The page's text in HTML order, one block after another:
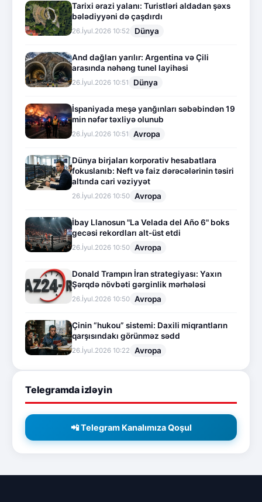
Tarixi ərazi yalanı: Turistləri aldadan şəxs
bələdiyyəni də çaşdırdı
26.İyul.2026 10:52 Dünya
And dağları yarılır: Argentina və Çili
arasında nəhəng tunel layihəsi
26.İyul.2026 10:51 Dünya
İspaniyada meşə yanğınları səbəbindən 19
min nəfər təxliyə olunub
26.İyul.2026 10:51 Avropa
Dünya birjaları korporativ hesabatlara
fokuslanıb: Neft və faiz dərəcələrinin təsiri
altında cari vəziyyət
26.İyul.2026 10:50 Avropa
İbay Llanosun "La Velada del Año 6" boks
gecəsi rekordları alt-üst etdi
26.İyul.2026 10:50 Avropa
Donald Trampın İran strategiyası: Yaxın
Şərqdə növbəti gərginlik mərhələsi
26.İyul.2026 10:50 Avropa
Çinin “hukou” sistemi: Daxili miqrantların
qarşısındakı görünməz sədd
26.İyul.2026 10:22 Avropa
Telegramda izləyin
📲 Telegram Kanalımıza Qoşul